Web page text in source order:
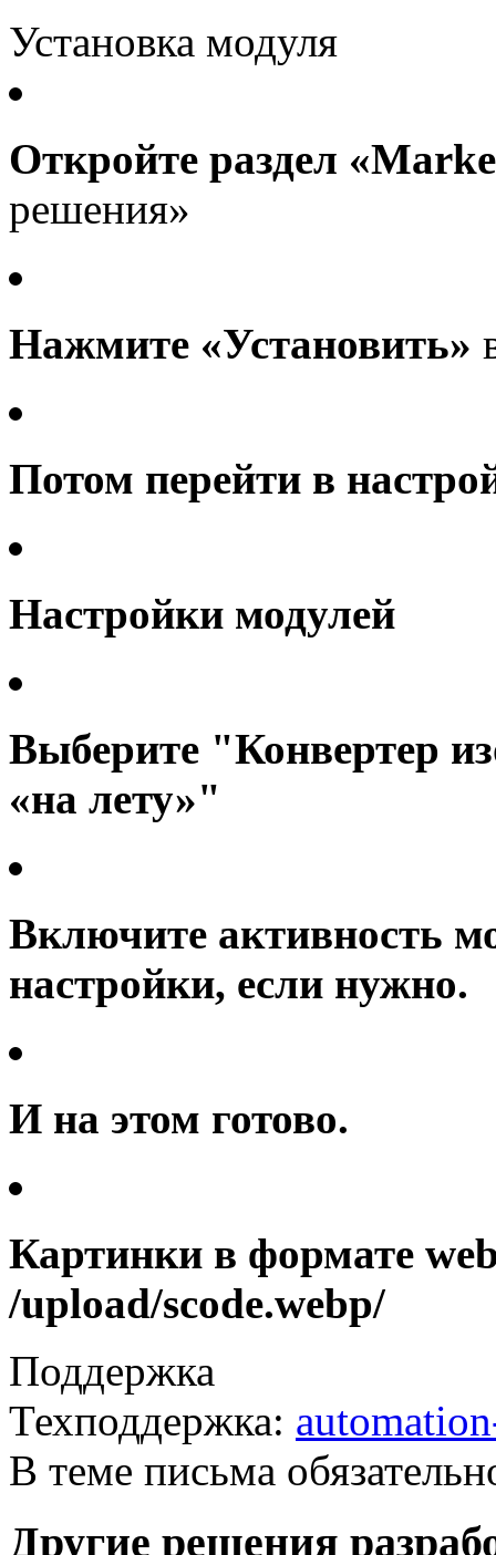
Установка модуля
Откройте раздел
решения»
Нажмите «Установить»
Потом перейти в
Настройки модулей
Выберите "Конвертер
«на лету»"
Включите активность
настройки, если нужно.
И на этом готово.
Картинки в формате
/upload/scode.webp/
Поддержка
Техподдержка:
В теме письма
Другие решения